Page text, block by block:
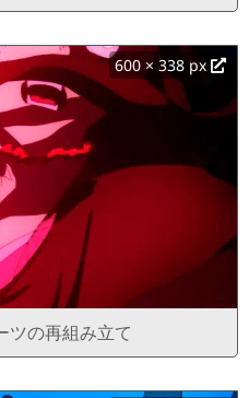
600 × 338 px
ツの再組み立て